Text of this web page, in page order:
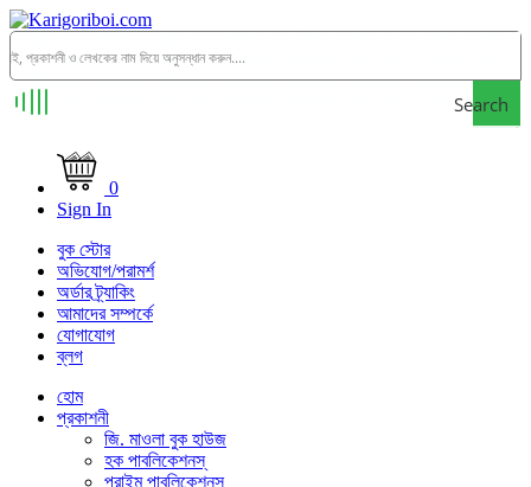
Search
0
Sign In
বুক স্টোর
অভিযোগ/পরামর্শ
অর্ডার ট্র্যাকিং
আমাদের সম্পর্কে
যোগাযোগ
ব্লগ
হোম
প্রকাশনী
জি. মাওলা বুক হাউজ
হক পাবলিকেশনস্
প্রাইম পাবলিকেশনস্